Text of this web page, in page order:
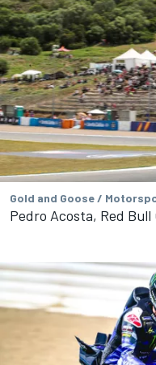
Gold and Goose /
Pedro Acosta, Red Bull